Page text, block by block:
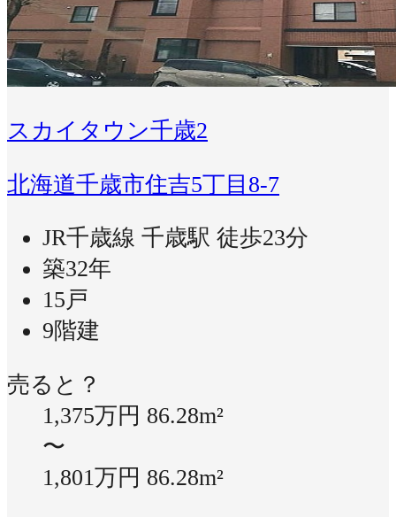
スカイタウン千歳2
北海道千歳市住吉5丁目8-7
JR千歳線 千歳駅 徒歩23分
築32年
15戸
9階建
売ると？
1,375万円 86.28m²
〜
1,801万円 86.28m²